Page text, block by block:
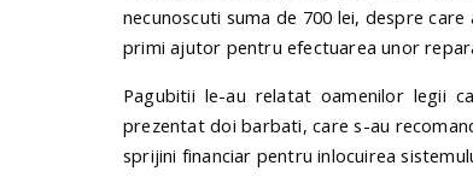
necunoscuti suma de 700 lei, despre
primi ajutor pentru efectuarea unor
Pagubitii le-au relatat oamenilor legii
prezentat doi barbati, care s-au
sprijini financiar pentru inlocuirea